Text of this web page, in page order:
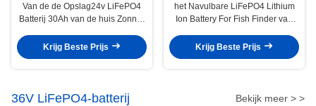
Van de de Opslag24v LiFePO4
Batterij 30Ah van de huis Zonne-
Krijg Beste Prijs
het Navulbare LiFePO4 Lithium
Ion Battery For Fish Finder van
Krijg Beste Prijs
36V LiFePO4-batterij Bekijk meer > >